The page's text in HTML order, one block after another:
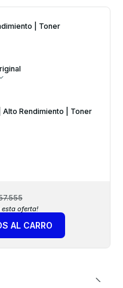
| Toner
Alto Rendimiento | Toner
esta oferta!
AL CARRO